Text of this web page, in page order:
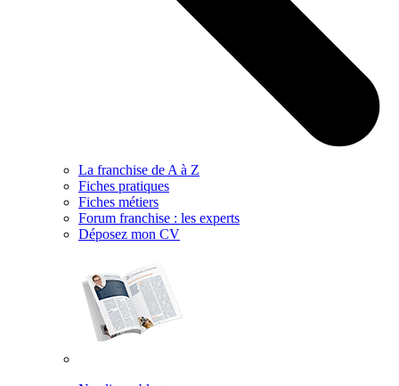
La franchise de A à Z
Fiches pratiques
Fiches métiers
Forum franchise : les experts
Déposez mon CV